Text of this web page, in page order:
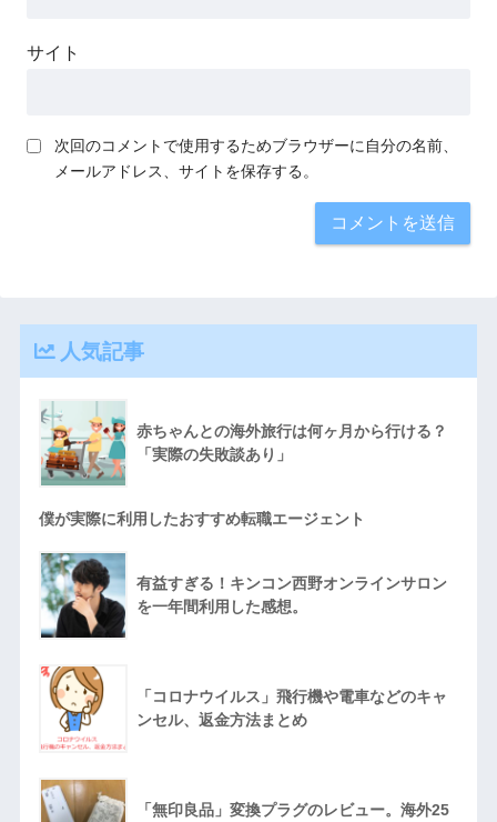
サイト
次回のコメントで使用するためブラウザーに自分の名前、
メールアドレス、サイトを保存する。
人気記事
赤ちゃんとの海外旅行は何ヶ月から行ける？
「実際の失敗談あり」
僕が実際に利用したおすすめ転職エージェント
有益すぎる！キンコン西野オンラインサロン
を一年間利用した感想。
「コロナウイルス」飛行機や電車などのキャ
ンセル、返金方法まとめ
「無印良品」変換プラグのレビュー。海外25